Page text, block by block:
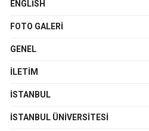
ENGLISH
FOTO GALERI
GENEL
İLETIM
İSTANBUL
İSTANBUL ÜNIVERSITESI